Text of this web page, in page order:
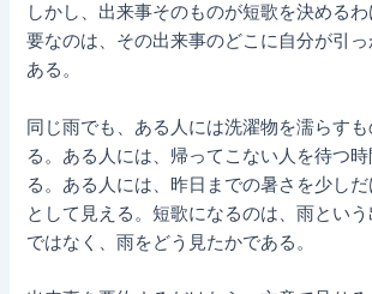
しかし、出来事そのものが短歌を決める
要なのは、その出来事のどこに自分が引
ある。
同じ雨でも、ある人には洗濯物を濡らすも
る。ある人には、帰ってこない人を待つ時
る。ある人には、昨日までの暑さを少し
として見える。短歌になるのは、雨とい
ではなく、雨をどう見たかである。